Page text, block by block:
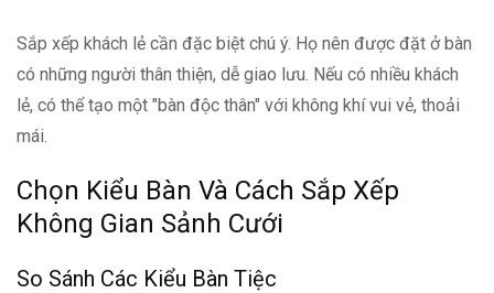
Sắp xếp khách lẻ cần đặc biệt chú ý. Họ nên được đặt ở bàn
có những người thân thiện, dễ giao lưu. Nếu có nhiều khách
lẻ, có thể tạo một "bàn độc thân" với không khí vui vẻ, thoải
mái.
Chọn Kiểu Bàn Và Cách Sắp Xếp
Không Gian Sảnh Cưới
So Sánh Các Kiểu Bàn Tiệc